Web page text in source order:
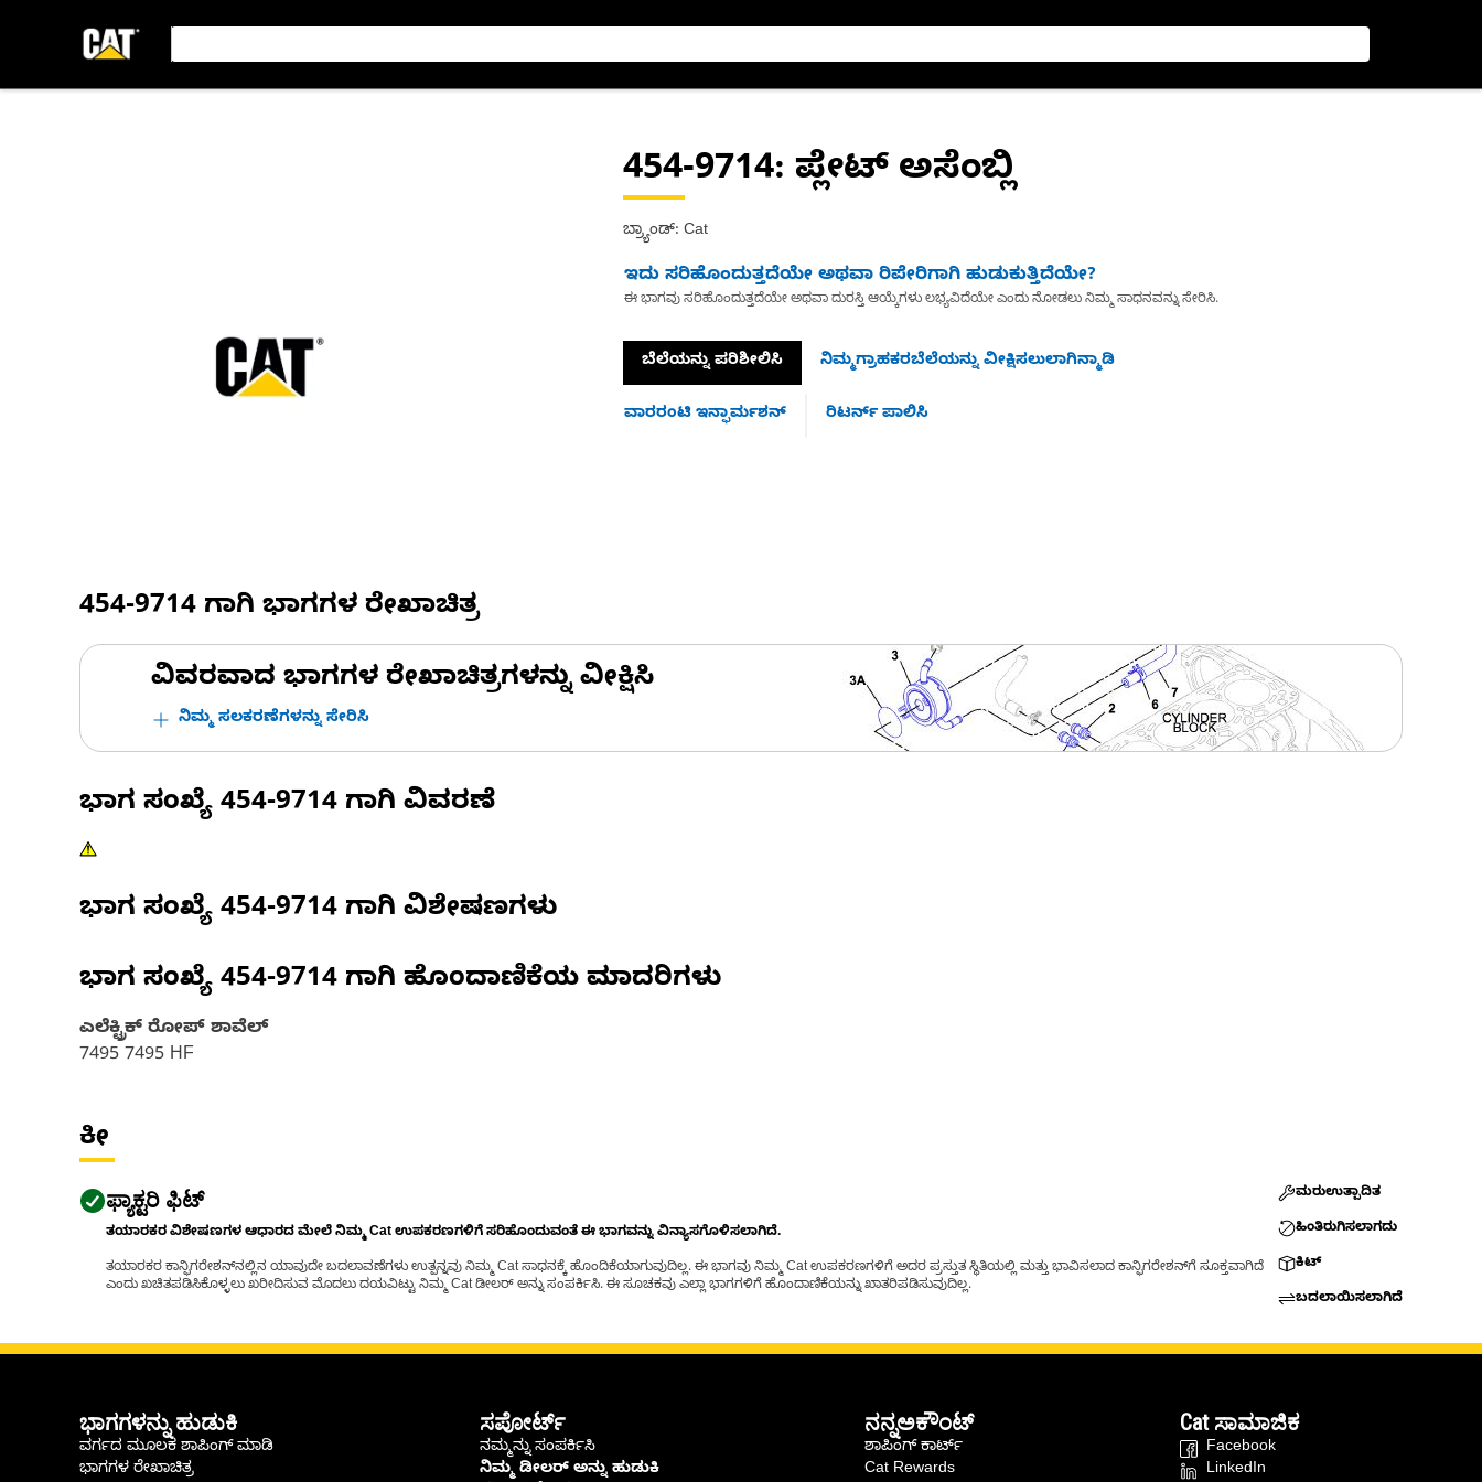
454-9714: ಪ್ಲೇಟ್ ಅಸೆಂಬ್ಲಿ
ಬ್ರ್ಯಾಂಡ್: Cat
ಇದು ಸರಿಹೊಂದುತ್ತದೆಯೇ ಅಥವಾ ರಿಪೇರಿಗಾಗಿ ಹುಡುಕುತ್ತಿದೆಯೇ?
ಈ ಭಾಗವು ಸರಿಹೊಂದುತ್ತದೆಯೇ ಅಥವಾ ದುರಸ್ತಿ ಆಯ್ಕೆಗಳು ಲಭ್ಯವಿದೆಯೇ ಎಂದು ನೋಡಲು ನಿಮ್ಮ ಸಾಧನವನ್ನು ಸೇರಿಸಿ.
ಬೆಲೆಯನ್ನು ಪರಿಶೀಲಿಸಿ ನಿಮ್ಮಗ್ರಾಹಕರಬೆಲೆಯನ್ನು ವೀಕ್ಷಿಸಲುಲಾಗಿನ್ಮಾಡಿ
ವಾರರಂಟಿ ಇನ್ಫಾರ್ಮಶನ್ ರಿಟರ್ನ್ ಪಾಲಿಸಿ
454-9714 ಗಾಗಿ ಭಾಗಗಳ ರೇಖಾಚಿತ್ರ
ವಿವರವಾದ ಭಾಗಗಳ ರೇಖಾಚಿತ್ರಗಳನ್ನು ವೀಕ್ಷಿಸಿ
ನಿಮ್ಮ ಸಲಕರಣೆಗಳನ್ನು ಸೇರಿಸಿ
ಭಾಗ ಸಂಖ್ಯೆ 454-9714 ಗಾಗಿ ವಿವರಣೆ
ಭಾಗ ಸಂಖ್ಯೆ 454-9714 ಗಾಗಿ ವಿಶೇಷಣಗಳು
ಭಾಗ ಸಂಖ್ಯೆ 454-9714 ಗಾಗಿ ಹೊಂದಾಣಿಕೆಯ ಮಾದರಿಗಳು
ಎಲೆಕ್ಟ್ರಿಕ್ ರೋಪ್ ಶಾವೆಲ್‌
7495 7495 HF
ಕೀ
ಫ್ಯಾಕ್ಟರಿ ಫಿಟ್
ತಯಾರಕರ ವಿಶೇಷಣಗಳ ಆಧಾರದ ಮೇಲೆ ನಿಮ್ಮ Cat ಉಪಕರಣಗಳಿಗೆ ಸರಿಹೊಂದುವಂತೆ ಈ ಭಾಗವನ್ನು ವಿನ್ಯಾಸಗೊಳಿಸಲಾಗಿದೆ.
ತಯಾರಕರ ಕಾನ್ಫಿಗರೇಶನ್‌ನಲ್ಲಿನ ಯಾವುದೇ ಬದಲಾವಣೆಗಳು ಉತ್ಪನ್ನವು ನಿಮ್ಮ Cat ಸಾಧನಕ್ಕೆ ಹೊಂದಿಕೆಯಾಗುವುದಿಲ್ಲ. ಈ ಭಾಗವು ನಿಮ್ಮ Cat ಉಪಕರಣಗಳಿಗೆ ಅದರ ಪ್ರಸ್ತುತ ಸ್ಥಿತಿಯಲ್ಲಿ ಮತ್ತು ಭಾವಿಸಲಾದ ಕಾನ್ಫಿಗರೇಶನ್‌ಗೆ ಸೂಕ್ತವಾಗಿದೆ
ಎಂದು ಖಚಿತಪಡಿಸಿಕೊಳ್ಳಲು ಖರೀದಿಸುವ ಮೊದಲು ದಯವಿಟ್ಟು ನಿಮ್ಮ Cat ಡೀಲರ್ ಅನ್ನು ಸಂಪರ್ಕಿಸಿ. ಈ ಸೂಚಕವು ಎಲ್ಲಾ ಭಾಗಗಳಿಗೆ ಹೊಂದಾಣಿಕೆಯನ್ನು ಖಾತರಿಪಡಿಸುವುದಿಲ್ಲ.
ಮರುಉತ್ಪಾದಿತ
ಹಿಂತಿರುಗಿಸಲಾಗದು
ಕಿಟ್
ಬದಲಾಯಿಸಲಾಗಿದೆ
ಭಾಗಗಳನ್ನು ಹುಡುಕಿ
ವರ್ಗದ ಮೂಲಕ ಶಾಪಿಂಗ್ ಮಾಡಿ
ಭಾಗಗಳ ರೇಖಾಚಿತ್ರ
ಸಪೋರ್ಟ್
ನಮ್ಮನ್ನು ಸಂಪರ್ಕಿಸಿ
ನಿಮ್ಮ ಡೀಲರ್ ಅನ್ನು ಹುಡುಕಿ
ನನ್ನಅಕೌಂಟ್
ಶಾಪಿಂಗ್ ಕಾರ್ಟ್
Cat Rewards
Cat ಸಾಮಾಜಿಕ
Facebook
LinkedIn